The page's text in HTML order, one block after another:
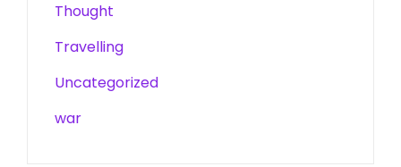
Thought
Travelling
Uncategorized
war